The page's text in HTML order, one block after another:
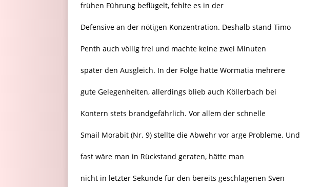
frühen Führung beflügelt, fehlte es in der
Defensive an der nötigen Konzentration. Deshalb stand Timo
Penth auch völlig frei und machte keine zwei Minuten
später den Ausgleich. In der Folge hatte Wormatia mehrere
gute Gelegenheiten, allerdings blieb auch Köllerbach bei
Kontern stets brandgefährlich. Vor allem der schnelle
Smail Morabit (Nr. 9) stellte die Abwehr vor arge Probleme. Und
fast wäre man in Rückstand geraten, hätte man
nicht in letzter Sekunde für den bereits geschlagenen Sven